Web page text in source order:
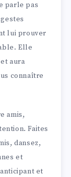
parle pas
lui prouver
Elle
aura
connaître
amis,
Faites
dansez,
et
et